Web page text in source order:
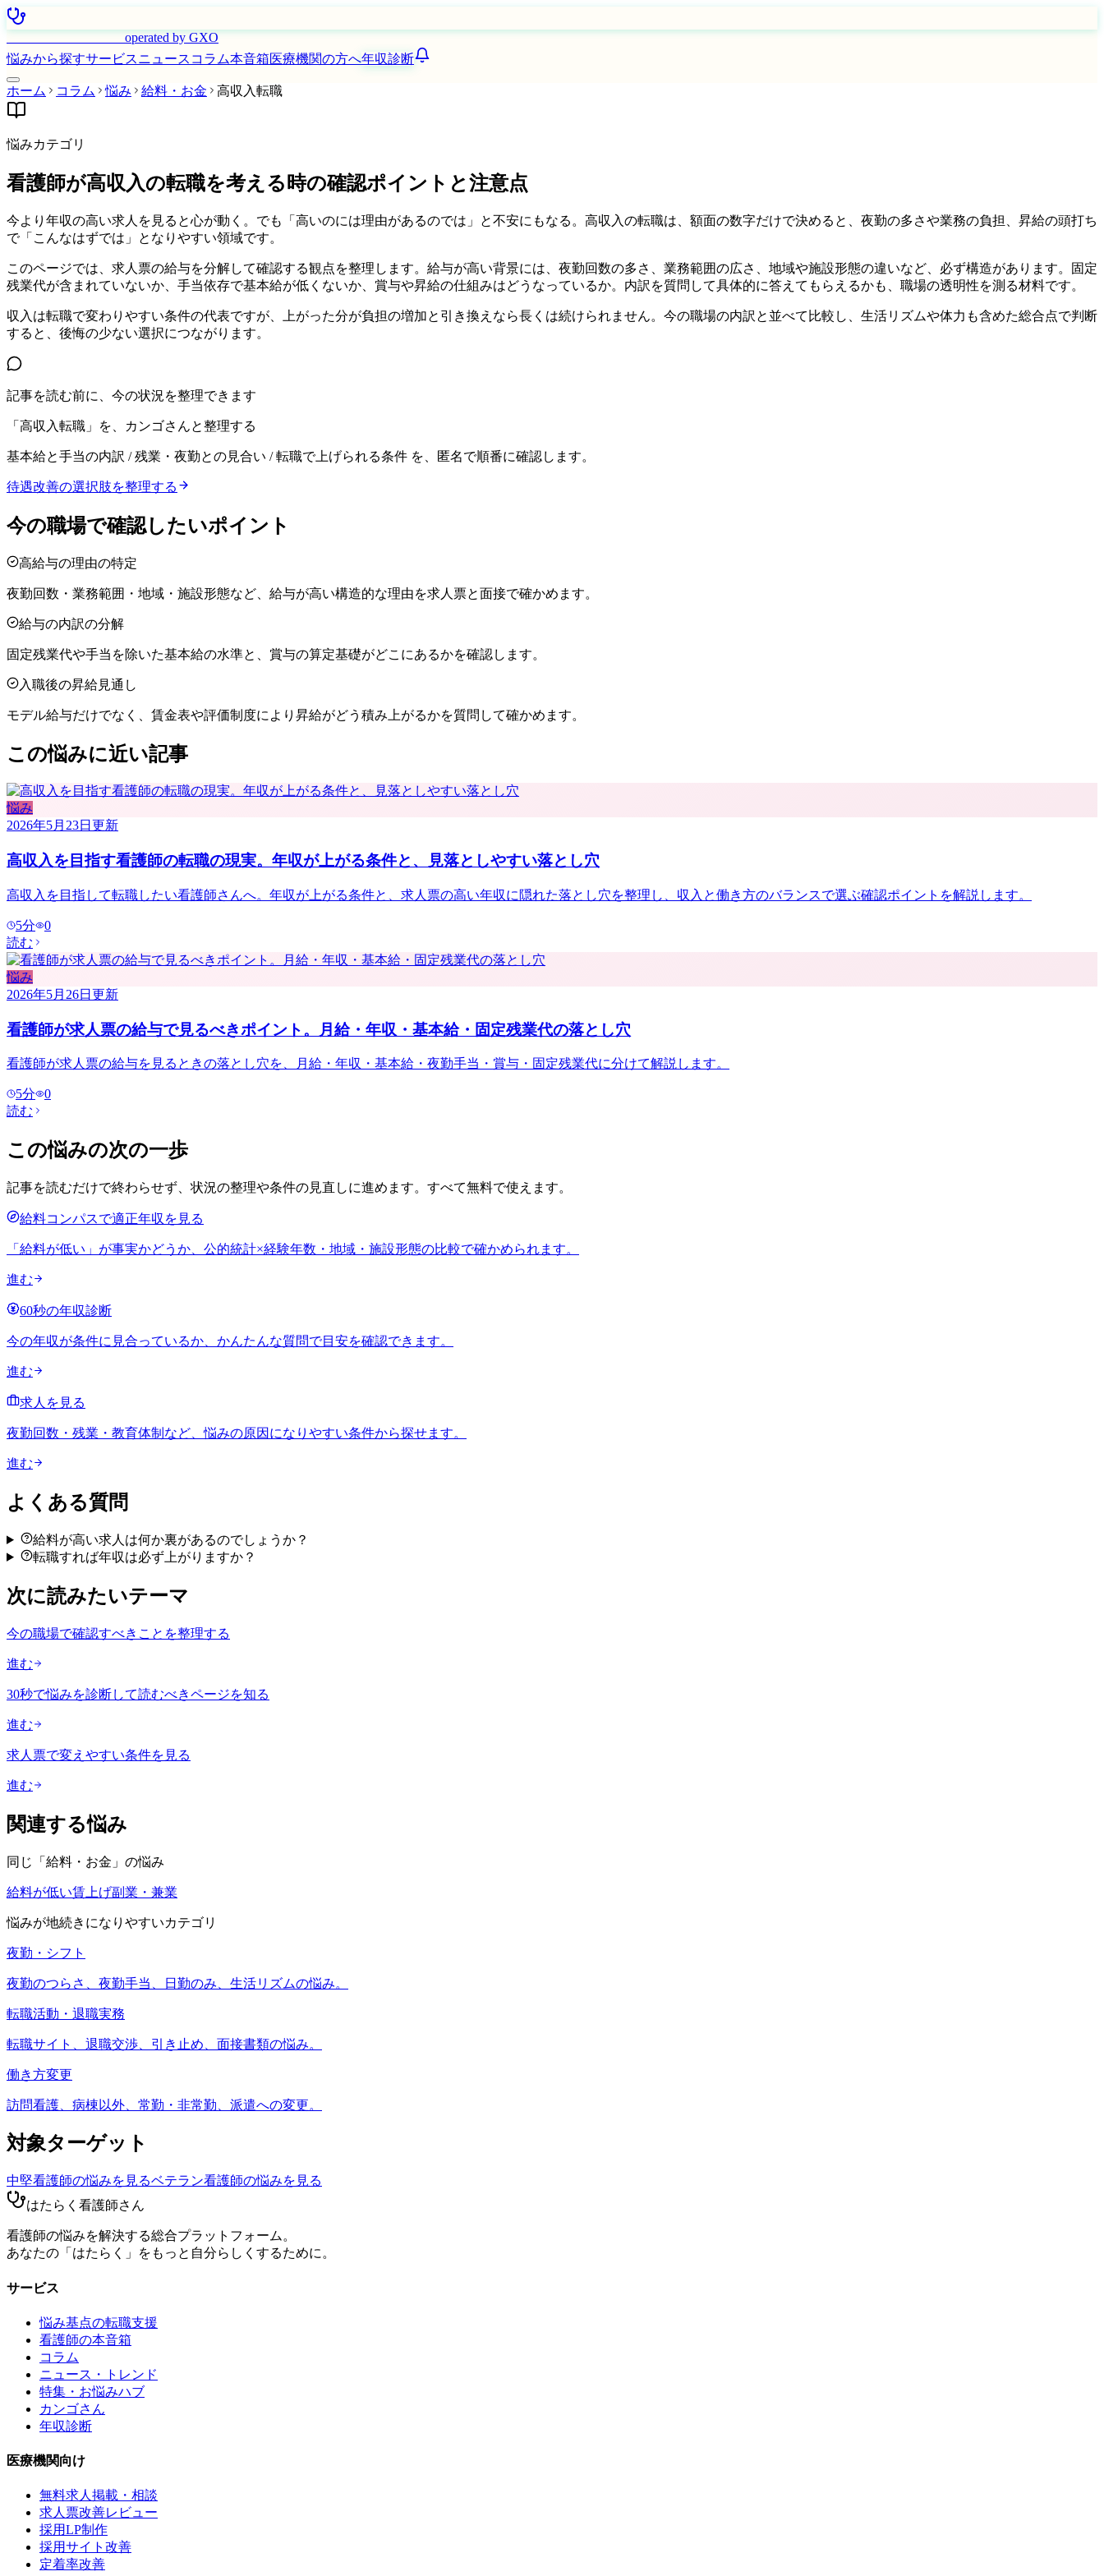
operated by GXO
悩みから探すサービスニュース コラム本音箱医療機関の方へ年収診断
ホーム コラム 悩み 給料・お金 高収入転職
悩みカテゴリ
看護師が高収入の転職を考える時の確認ポイントと注意点
今より年収の高い求人を見ると心が動く。でも「高いのには理由があるのでは」と不安にもなる。高収入の転職は、額面の数字だけで決めると、夜勤の多さや業務の負担、昇給の頭打ち
で「こんなはずでは」となりやすい領域です。
このページでは、求人票の給与を分解して確認する観点を整理します。給与が高い背景には、夜勤回数の多さ、業務範囲の広さ、地域や施設形態の違いなど、必ず構造があります。固定
残業代が含まれていないか、手当依存で基本給が低くないか、賞与や昇給の仕組みはどうなっているか。内訳を質問して具体的に答えてもらえるかも、職場の透明性を測る材料です。
収入は転職で変わりやすい条件の代表ですが、上がった分が負担の増加と引き換えなら長くは続けられません。今の職場の内訳と並べて比較し、生活リズムや体力も含めた総合点で判断
すると、後悔の少ない選択につながります。
記事を読む前に、今の状況を整理できます
「高収入転職」を、カンゴさんと整理する
基本給と手当の内訳 / 残業・夜勤との見合い / 転職で上げられる条件 を、匿名で順番に確認します。
待遇改善の選択肢を整理する
今の職場で確認したいポイント
高給与の理由の特定
夜勤回数・業務範囲・地域・施設形態など、給与が高い構造的な理由を求人票と面接で確かめます。
給与の内訳の分解
固定残業代や手当を除いた基本給の水準と、賞与の算定基礎がどこにあるかを確認します。
入職後の昇給見通し
モデル給与だけでなく、賃金表や評価制度により昇給がどう積み上がるかを質問して確かめます。
この悩みに近い記事
悩み
2026年5月23日 更新
高収入を目指す看護師の転職の現実。年収が上がる条件と、見落としやすい落とし穴
高収入を目指して転職したい看護師さんへ。年収が上がる条件と、求人票の高い年収に隠れた落とし穴を整理し、収入と働き方のバランスで選ぶ確認ポイントを解説します。
5分
0
読む
悩み
2026年5月26日 更新
看護師が求人票の給与で見るべきポイント。月給・年収・基本給・固定残業代の落とし穴
看護師が求人票の給与を見るときの落とし穴を、月給・年収・基本給・夜勤手当・賞与・固定残業代に分けて解説します。
5分
0
読む
この悩みの次の一歩
記事を読むだけで終わらせず、状況の整理や条件の見直しに進めます。すべて無料で使えます。
給料コンパスで適正年収を見る
「給料が低い」が事実かどうか、公的統計×経験年数・地域・施設形態の比較で確かめられます。
進む
60秒の年収診断
今の年収が条件に見合っているか、かんたんな質問で目安を確認できます。
進む
求人を見る
夜勤回数・残業・教育体制など、悩みの原因になりやすい条件から探せます。
進む
よくある質問
給料が高い求人は何か裏があるのでしょうか？
転職すれば年収は必ず上がりますか？
次に読みたいテーマ
今の職場で確認すべきことを整理する
進む
30秒で悩みを診断して読むべきページを知る
進む
求人票で変えやすい条件を見る
進む
関連する悩み
同じ「 給料・お金 」の悩み
給料が低い賃上げ副業・兼業
悩みが地続きになりやすいカテゴリ
夜勤・シフト
夜勤のつらさ、夜勤手当、日勤のみ、生活リズムの悩み。
転職活動・退職実務
転職サイト、退職交渉、引き止め、面接書類の悩み。
働き方変更
訪問看護、病棟以外、常勤・非常勤、派遣への変更。
対象ターゲット
中堅看護師の悩みを見るベテラン看護師の悩みを見る
はたらく看護師さん
看護師の悩みを解決する総合プラットフォーム。
あなたの「はたらく」をもっと自分らしくするために。
サービス
悩み基点の転職支援
看護師の本音箱
コラム
ニュース・トレンド
特集・お悩みハブ
カンゴさん
年収診断
医療機関向け
無料求人掲載・相談
求人票改善レビュー
採用LP制作
採用サイト改善
定着率改善